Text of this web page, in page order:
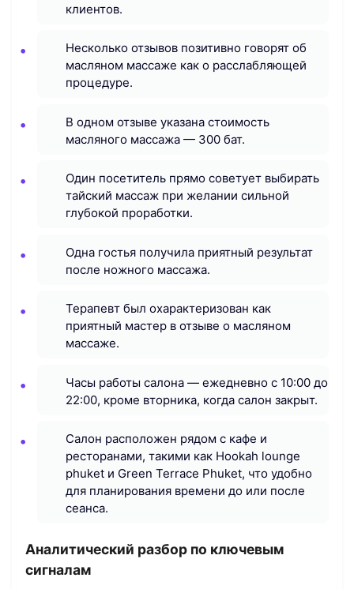
клиентов.
Несколько отзывов позитивно говорят об
масляном массаже как о расслабляющей
процедуре.
В одном отзыве указана стоимость
масляного массажа — 300 бат.
Один посетитель прямо советует выбирать
тайский массаж при желании сильной
глубокой проработки.
Одна гостья получила приятный результат
после ножного массажа.
Терапевт был охарактеризован как
приятный мастер в отзыве о масляном
массаже.
Часы работы салона — ежедневно с 10:00 до
22:00, кроме вторника, когда салон закрыт.
Салон расположен рядом с кафе и
ресторанами, такими как Hookah lounge
phuket и Green Terrace Phuket, что удобно
для планирования времени до или после
сеанса.
Аналитический разбор по ключевым
сигналам